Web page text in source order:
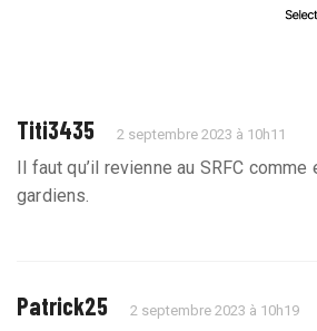
Titi3435 2 septembre 2023 à 10h11
Il faut qu’il revienne au SRFC comme
gardiens.
Patrick25 2 septembre 2023 à 10h19